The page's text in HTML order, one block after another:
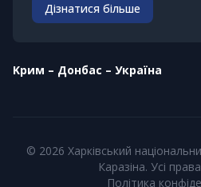
Дізнатися більше
Kрим – Донбас – Україна
© 2026 Харківський
Каразіна. Усі
Політика